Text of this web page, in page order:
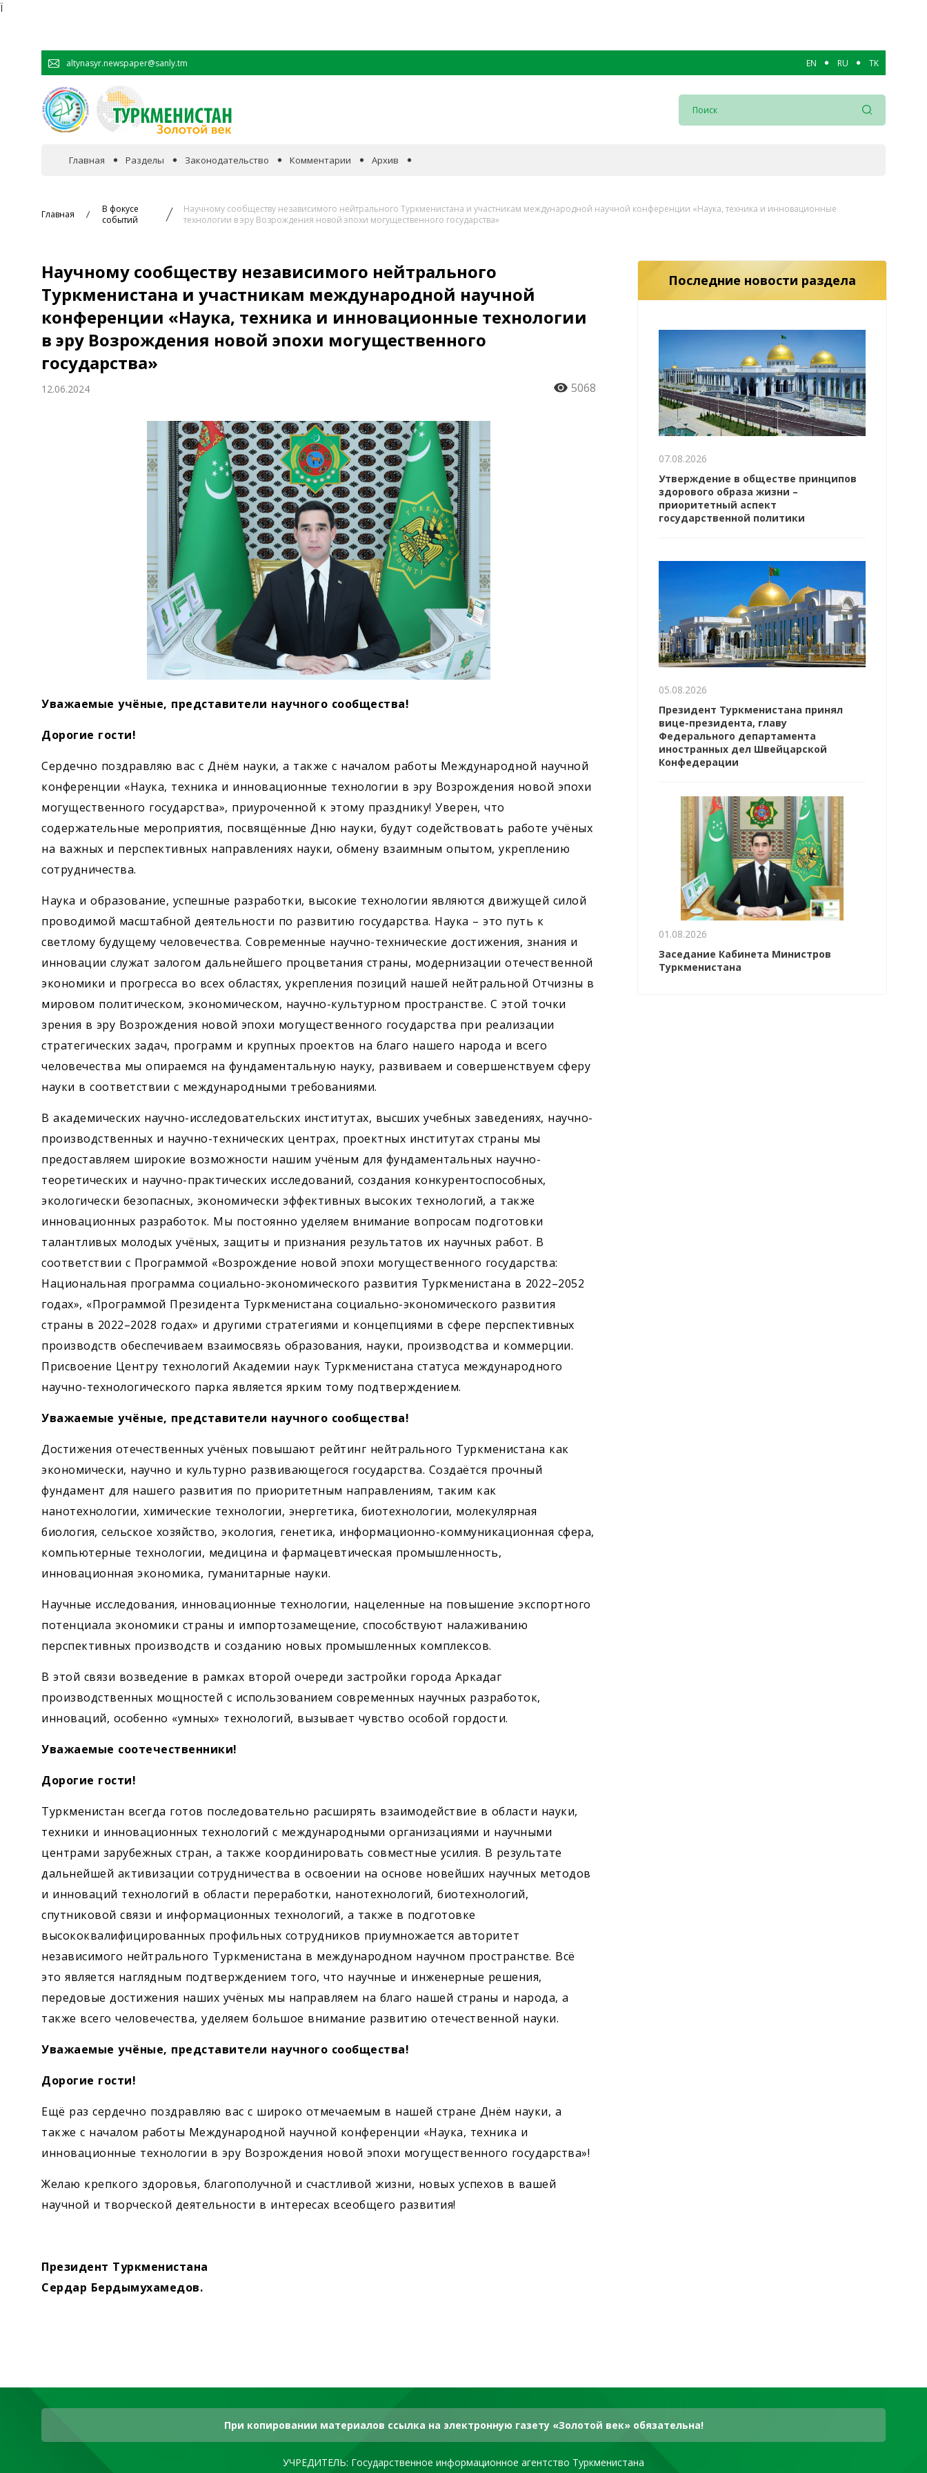
Ï
altynasyr.newspaper@sanly.tm EN RU TK
Главная Разделы
Сотрудничество
Экономика
Общество
Наука
Спорт
Законодательство Комментарии Архив
Главная
В фокусе
событий
Научному сообществу независимого нейтрального Туркменистана и участникам международной научной конференции «Наука, техника и инновационные
технологии в эру Возрождения новой эпохи могущественного государства»
Научному сообществу независимого нейтрального
Туркменистана и участникам международной научной
конференции «Наука, техника и инновационные технологии
в эру Возрождения новой эпохи могущественного
государства»
12.06.2024 5068
Уважаемые учёные, представители научного сообщества!
Дорогие гости!
Сердечно поздравляю вас с Днём науки, а также с началом работы Международной научной
конференции «Наука, техника и инновационные технологии в эру Возрождения новой эпохи
могущественного государства», приуроченной к этому празднику! Уверен, что
содержательные мероприятия, посвящённые Дню науки, будут содействовать работе учёных
на важных и перспективных направлениях науки, обмену взаимным опытом, укреплению
сотрудничества.
Наука и образование, успешные разработки, высокие технологии являются движущей силой
проводимой масштабной деятельности по развитию государства. Наука – это путь к
светлому будущему человечества. Современные научно-технические достижения, знания и
инновации служат залогом дальнейшего процветания страны, модернизации отечественной
экономики и прогресса во всех областях, укреп­ления позиций нашей нейтральной Отчизны в
мировом политическом, экономическом, научно-культурном пространстве. С этой точки
зрения в эру Возрождения новой эпохи могущественного государства при реализации
стратегических задач, программ и крупных проектов на благо нашего народа и всего
человечества мы опираемся на фундаментальную науку, развиваем и совершенствуем сферу
науки в соответствии с международными требованиями.
В академических научно-исследовательских институтах, высших учебных заведениях, научно-
производственных и научно-технических центрах, проектных институтах страны мы
предоставляем широкие возможности нашим учёным для фундаментальных научно-
теоретических и научно-практических исследований, создания конкурентоспособных,
экологически безопасных, экономически эффективных высоких технологий, а также
инновационных разработок. Мы постоянно уделяем внимание вопросам подготовки
талантливых молодых учёных, защиты и признания результатов их научных работ. В
соответствии с Программой «Возрождение новой эпохи могущественного государства:
Национальная программа социально-экономического развития Туркменистана в 2022–2052
годах», «Программой Президента Туркменистана социально-экономического развития
страны в 2022–2028 годах» и другими стратегиями и концепциями в сфере перспективных
производств обеспечиваем взаимосвязь образования, науки, производства и коммерции.
Присвоение Центру технологий Академии наук Туркменистана статуса международного
научно-технологического парка является ярким тому подтверждением.
Уважаемые учёные, представители научного сообщества!
Достижения отечественных учёных повышают рейтинг нейтрального Туркменистана как
экономически, научно и культурно развивающегося государства. Создаётся прочный
фундамент для нашего развития по приоритетным направлениям, таким как
нанотехнологии, химические технологии, энергетика, биотехнологии, молекулярная
биология, сельское хозяйство, экология, генетика, информационно-коммуникационная сфера,
компьютерные технологии, медицина и фармацевтическая промышленность,
инновационная экономика, гуманитарные науки.
Научные исследования, инновационные технологии, нацеленные на повышение экспортного
потенциала экономики страны и импортозамещение, способствуют налаживанию
перспективных производств и созданию новых промышленных комплексов.
В этой связи возведение в рамках второй очереди застройки города Аркадаг
производственных мощностей с использованием современных научных разработок,
инноваций, особенно «умных» технологий, вызывает чувство особой гордости.
Уважаемые соотечественники!
Дорогие гости!
Туркменистан всегда готов последовательно расширять взаимодействие в области науки,
техники и инновационных технологий с международными организациями и научными
центрами зарубежных стран, а также координировать совместные усилия. В результате
дальнейшей активизации сотрудничества в освоении на основе новейших научных методов
и инноваций технологий в области переработки, нанотехнологий, биотехнологий,
спутниковой связи и информационных технологий, а также в подготовке
высококвалифицированных профильных сотрудников приумножается авторитет
независимого нейтрального Туркменистана в международном научном пространстве. Всё
это является наглядным подтверждением того, что научные и инженерные решения,
передовые достижения наших учёных мы направляем на благо нашей страны и народа, а
также всего человечества, уделяем большое внимание развитию отечественной науки.
Уважаемые учёные, представители научного сообщества!
Дорогие гости!
Ещё раз сердечно поздравляю вас с широко отмечаемым в нашей стране Днём науки, а
также с началом работы Международной научной конференции «Наука, техника и
инновационные технологии в эру Возрождения новой эпохи могущественного государства»!
Желаю крепкого здоровья, благо­получной и счастливой жизни, новых успехов в вашей
научной и творческой дея­тельности в интересах всеобщего развития!
Президент Туркменистана
Сердар Бердымухамедов.
Последние новости раздела
07.08.2026
Утверждение в обществе принципов
здорового образа жизни –
приоритетный аспект
государственной политики
05.08.2026
Президент Туркменистана принял
вице-президента, главу
Федерального департамента
иностранных дел Швейцарской
Конфедерации
01.08.2026
Заседание Кабинета Министров
Туркменистана
При копировании материалов ссылка на электронную газету «Золотой век» обязательна!
УЧРЕДИТЕЛЬ: Государственное информационное агентство Туркменистана